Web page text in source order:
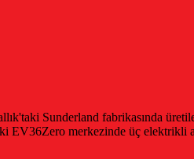
Sunderland fabrikasında
EV36Zero merkezinde üç elektrikli